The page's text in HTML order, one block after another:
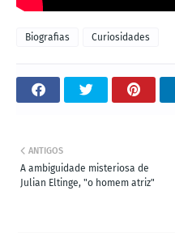
Biografias Curiosidades
ANTIGOS
A ambiguidade misteriosa de
Julian Eltinge, "o homem atriz"